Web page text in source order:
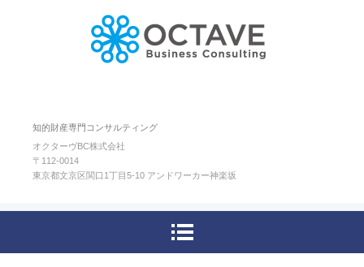
知的財産専門コンサルティング
オクターヴBC株式会社
〒112-0014
東京都文京区関口1丁目5-10 アンドワーカー神楽坂